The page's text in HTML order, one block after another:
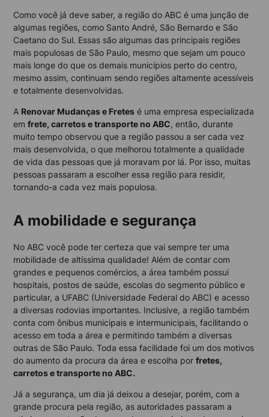
Como você já deve saber, a região do ABC é uma junção de
algumas regiões, como Santo André, São Bernardo e São
Caetano do Sul. Essas são algumas das principais regiões
mais populosas de São Paulo, mesmo que sejam um pouco
mais longe do que os demais municípios perto do centro,
mesmo assim, continuam sendo regiões altamente acessíveis
e totalmente desenvolvidas.
A Renovar Mudanças e Fretes é uma empresa especializada
emfrete, carretos e transporte no ABC, então, durante
muito tempo observou que a região passou a ser cada vez
mais desenvolvida, o que melhorou totalmente a qualidade
de vida das pessoas que já moravam por lá. Por isso, muitas
pessoas passaram a escolher essa região para residir,
tornando-a cada vez mais populosa.
A mobilidade e segurança
No ABC você pode ter certeza que vai sempre ter uma
mobilidade de altíssima qualidade! Além de contar com
grandes e pequenos comércios, a área também possui
hospitais, postos de saúde, escolas do segmento público e
particular, a UFABC (Universidade Federal do ABC) e acesso
a diversas rodovias importantes. Inclusive, a região também
conta com ônibus municipais e intermunicipais, facilitando o
acesso em toda a área e permitindo também a diversas
outras de São Paulo. Toda essa facilidade foi um dos motivos
do aumento da procura da área e escolha porfretes,
carretos e transporte no ABC.
Já a segurança, um dia já deixou a desejar, porém, com a
grande procura pela região, as autoridades passaram a